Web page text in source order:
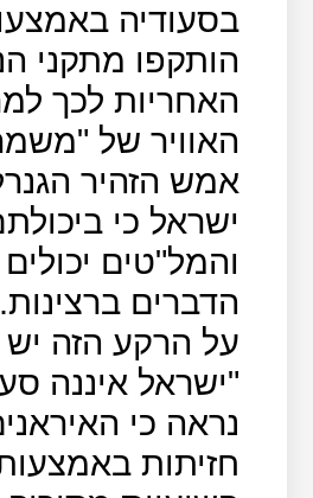
הותקפו מתקני
האחריות לכך
האוויר של
אמש הזהיר
ישראל כי
והמל"טים
הדברים ברצינות.
על הרקע הזה
"ישראל איננה
נראה כי
חזיתות